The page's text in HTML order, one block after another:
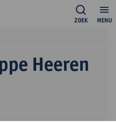
MENU
ZOEK
Heeren